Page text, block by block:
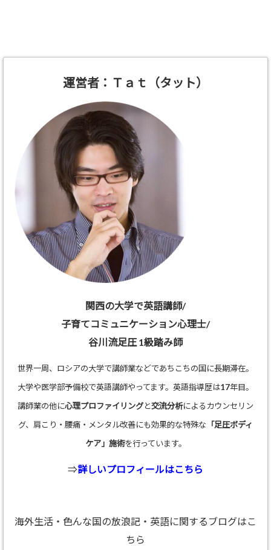
運営者：Ｔａｔ（タット）
関西の大学で英語講師/
子育てコミュニケーション心理士/
谷川流足圧 1級踏み師
世界一周、ロシアの大学で講師業などであちこちの国に長期滞在。
大学や医学部予備校で英語講師やってます。英語指導歴は17年目。
講師業の他に心理プロファイリングと交流分析によるカウンセリン
グ、肩こり・腰痛・メンタル改善にも効果的な特殊な 「足圧ボディ
ケア」施術を行っています。
⇒詳しいプロフィールはこちら
海外生活・色んな国の放浪記・英語に関するブログはこ
ちら